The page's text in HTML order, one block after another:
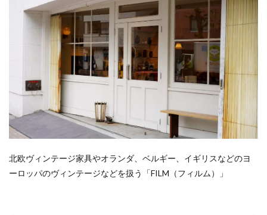
北欧ヴィンテージ家具やオランダ、ベルギー、イギリスなどのヨ
ーロッパのヴィンテージなどを扱う「FILM（フィルム）」